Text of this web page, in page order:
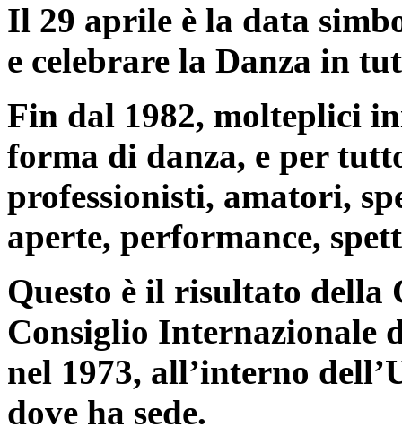
Il 29 aprile è la data
e celebrare la Danza in
Fin dal 1982, molteplici
forma di danza, e per
professionisti, amatori,
aperte, performance,
Questo è il risultato della
Consiglio Internazionale
nel 1973, all’interno
dove ha sede.